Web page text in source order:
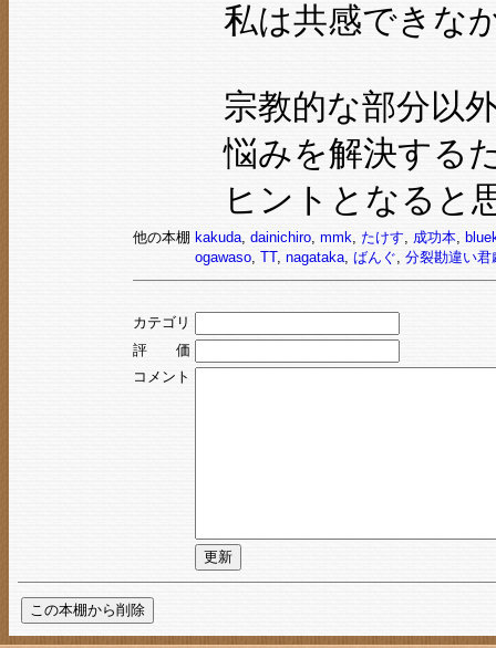
私は共感できな
宗教的な部分以
悩みを解決する
ヒントとなると
他の本棚 kakuda, dainichiro, mmk, たけす, 成功本,
ogawaso, TT, nagataka, ばんぐ, 分裂勘違い君
カテゴリ
評 価
コメント